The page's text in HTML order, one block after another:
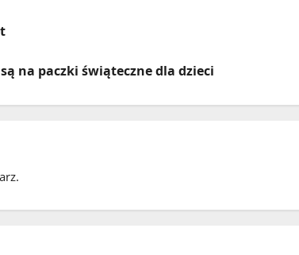
na paczki świąteczne dla dzieci